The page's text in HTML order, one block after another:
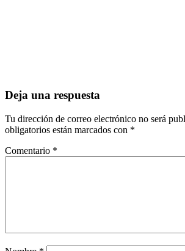
Deja una respuesta
Tu dirección de correo electrónico no será
obligatorios están marcados con *
Comentario *